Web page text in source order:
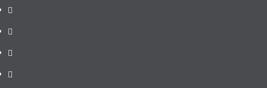
YouTube
Telegram
Instagram
Twitter